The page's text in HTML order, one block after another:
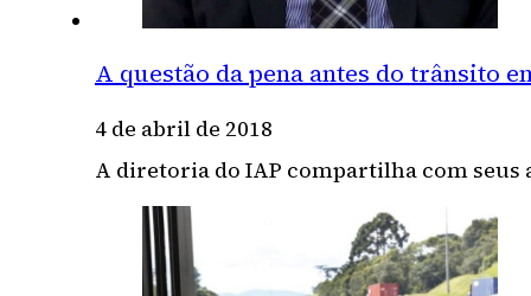
A questão da pena antes do trânsito
4 de abril de 2018
A diretoria do IAP compartilha com seus